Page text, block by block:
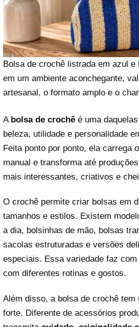
Bolsa de crochê listrada em azul e
em um ambiente aconchegante,
artesanal, o formato amplo e o
A bolsa de crochê é uma
beleza, utilidade e personalidade
Feita ponto por ponto, ela carrega
manual e transforma até
mais interessantes, criativos e
O crochê permite criar bolsas em
tamanhos e estilos. Existem
a dia, bolsinhas de mão, bolsas
sacolas estruturadas e versões
especiais. Essa variedade faz
com diferentes rotinas e gostos.
Além disso, a bolsa de crochê
forte. Diferente de acessórios